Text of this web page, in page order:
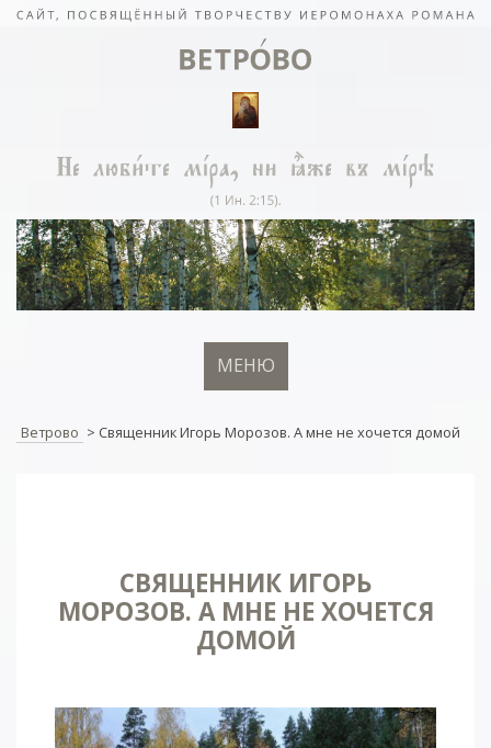
МЕНЮ
Ветрово > Священник Игорь Морозов. А мне не хочется домой
СВЯЩЕННИК ИГОРЬ
МОРОЗОВ. А МНЕ НЕ ХОЧЕТСЯ
ДОМОЙ